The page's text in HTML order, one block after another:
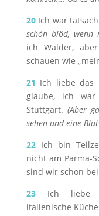
20Ich war
schön blöd, wenn
ich Wälder,
schauen wie
21 Ich liebe das
glaube, ich
Stuttgart.(Aber
sehen und eine
22Ich bin
nicht am Parma-
sind wir schon bei
23
Ich liebe
italienische